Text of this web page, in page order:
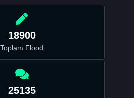
18900
Toplam Flood
25135